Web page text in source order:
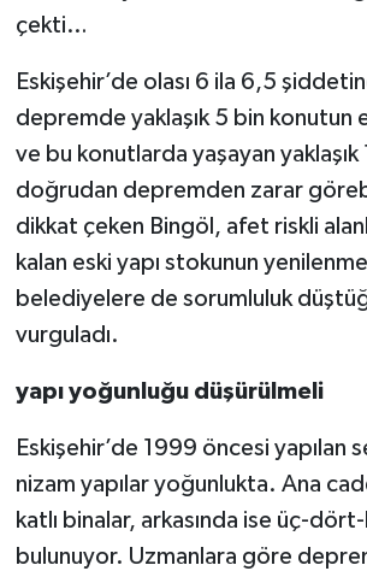
çekti…
Eskişehir’de olası 6 ila 6,5
depremde yaklaşık 5 bin konutun
ve bu konutlarda yaşayan yaklaşık
doğrudan depremden zarar
dikkat çeken Bingöl, afet riskli
kalan eski yapı stokunun
belediyelere de sorumluluk
vurguladı.
yapı yoğunluğu düşürülmeli
Eskişehir’de 1999 öncesi yapılan
nizam yapılar yoğunlukta. Ana
katlı binalar, arkasında ise üç-
bulunuyor. Uzmanlara göre